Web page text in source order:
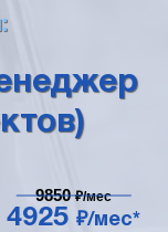
4925 ₽/мес*
9850₽/мес